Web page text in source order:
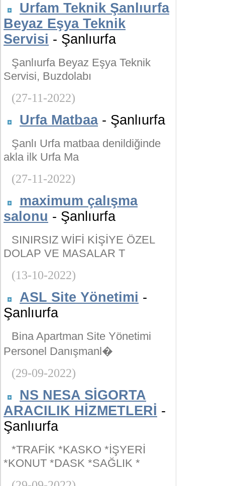
Urfam Teknik Şanlıurfa
Beyaz Eşya Teknik
Servisi - Şanlıurfa
Şanlıurfa Beyaz Eşya Teknik
Servisi, Buzdolabı
(27-11-2022)
Urfa Matbaa- Şanlıurfa
Şanlı Urfa matbaa denildiğinde
akla ilk Urfa Ma
(27-11-2022)
maximum çalışma
salonu - Şanlıurfa
SINIRSIZ WİFİ KİŞİYE ÖZEL
DOLAP VE MASALAR T
(13-10-2022)
ASL Site Yönetimi -
Şanlıurfa
Bina Apartman Site Yönetimi
Personel Danışmanl�
(29-09-2022)
NS NESA SİGORTA
ARACILIK HİZMETLERİ -
Şanlıurfa
*TRAFİK *KASKO *İŞYERİ
*KONUT *DASK *SAĞLIK *